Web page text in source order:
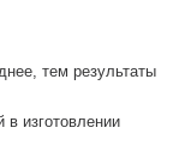
тем результаты
изготовлении